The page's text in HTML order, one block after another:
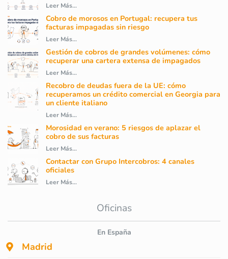
Leer Más...
Cobro de morosos en Portugal: recupera tus
facturas impagadas sin riesgo
Leer Más...
Gestión de cobros de grandes volúmenes: cómo
recuperar una cartera extensa de impagados
Leer Más...
Recobro de deudas fuera de la UE: cómo
recuperamos un crédito comercial en Georgia para
un cliente italiano
Leer Más...
Morosidad en verano: 5 riesgos de aplazar el
cobro de sus facturas
Leer Más...
Contactar con Grupo Intercobros: 4 canales
oficiales
Leer Más...
Oficinas
En España
Madrid